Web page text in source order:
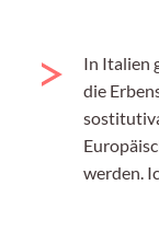
In Italien
die
werden.